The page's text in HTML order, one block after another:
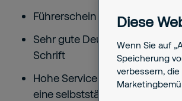
Führerschein der Klasse B
Sehr gute Deutschkenntnisse
Schrift
Hohe Service- und
eine selbstständige und
Diese
Wenn Sie auf
Speicherung
verbessern,